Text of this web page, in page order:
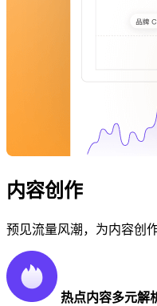
内容创作
预见流量风潮，为内容创
热点内容多元解